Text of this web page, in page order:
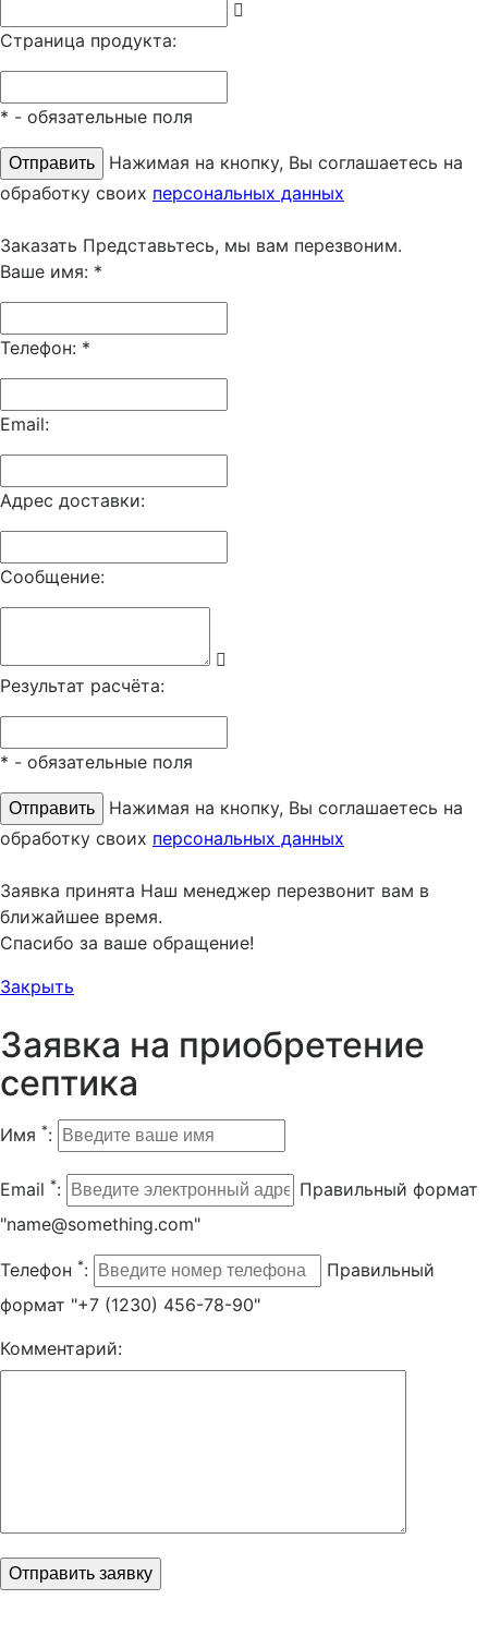
Страница продукта:
* - обязательные поля
Нажимая на кнопку, Вы соглашаетесь на
обработку своих персональных данных
Заказать Представьтесь, мы вам перезвоним.
Ваше имя: *
Телефон: *
Email:
Адрес доставки:
Сообщение:
Результат расчёта:
* - обязательные поля
Нажимая на кнопку, Вы соглашаетесь на
обработку своих персональных данных
Заявка принята Наш менеджер перезвонит вам в
ближайшее время.
Спасибо за ваше обращение!
Закрыть
Заявка на приобретение
септика
Имя *:
Email *:
Правильный формат
"name@something.com"
Телефон *:
Правильный
формат "+7 (1230) 456-78-90"
Комментарий: